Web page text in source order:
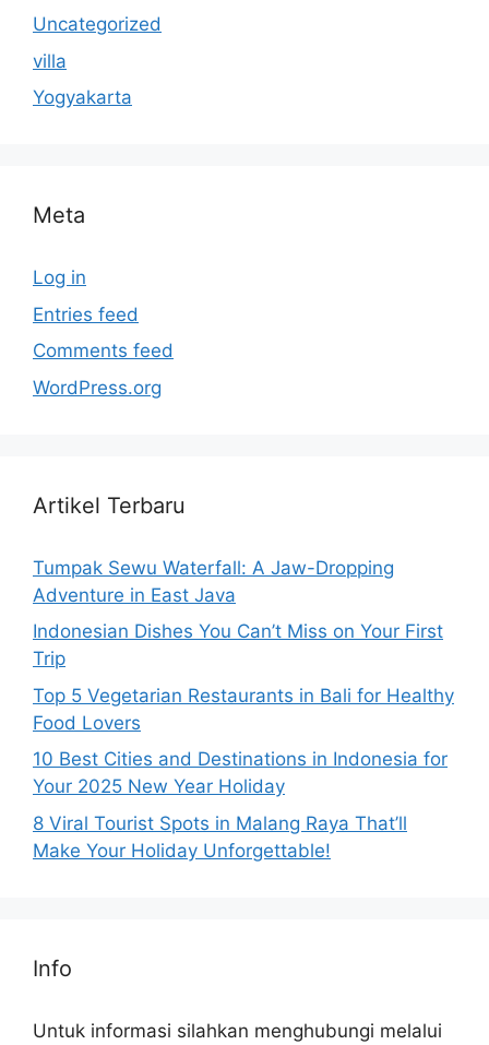
Uncategorized
villa
Yogyakarta
Meta
Log in
Entries feed
Comments feed
WordPress.org
Artikel Terbaru
Tumpak Sewu Waterfall: A Jaw-Dropping
Adventure in East Java
Indonesian Dishes You Can’t Miss on Your First
Trip
Top 5 Vegetarian Restaurants in Bali for Healthy
Food Lovers
10 Best Cities and Destinations in Indonesia for
Your 2025 New Year Holiday
8 Viral Tourist Spots in Malang Raya That’ll
Make Your Holiday Unforgettable!
Info
Untuk informasi silahkan menghubungi melalui